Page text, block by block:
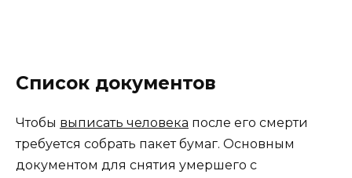
Список документов
Чтобы выписать человека после его смерти
требуется собрать пакет бумаг. Основным
документом для снятия умершего с